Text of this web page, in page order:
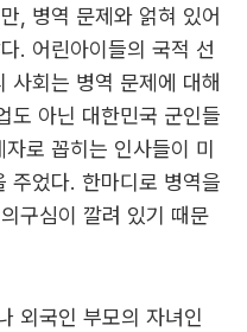
, 병역 문제와 얽혀 있어
. 어린아이들의 국적 선
사회는 병역 문제에 대해
도 아닌 대한민국 군인들
로 꼽히는 인사들이 미
주었다. 한마디로 병역을
구심이 깔려 있기 때문
외국인 부모의 자녀인